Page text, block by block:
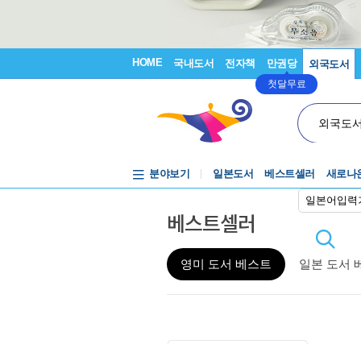
HOME 국내도서 전자책 만권당
첫달무료
외국도서
외국도
일본어입력
분야보기 일본도서 베스트셀러 새로나
베스트셀러
영미 도서 베스트 일본 도서